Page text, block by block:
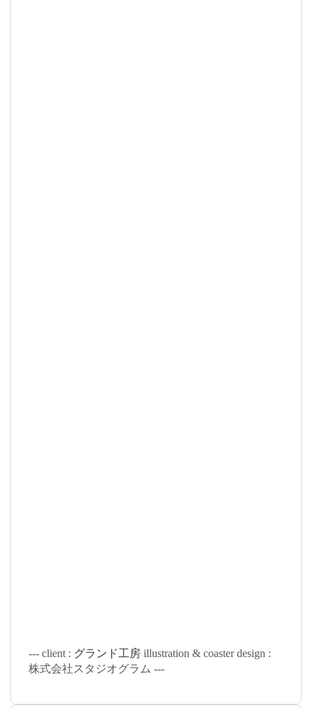
--- client : グランド工房 illustration & coaster design :
株式会社スタジオグラム ---